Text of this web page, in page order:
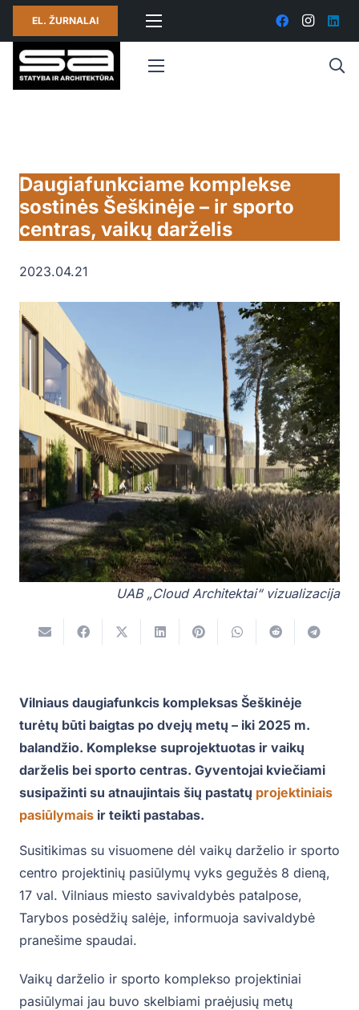
EL. ŽURNALAI
Daugiafunkciame komplekse
sostinės Šeškinėje – ir sporto
centras, vaikų darželis
2023.04.21
UAB „Cloud Architektai“ vizualizacija
Vilniaus daugiafunkcis kompleksas Šeškinėje
turėtų būti baigtas po dvejų metų – iki 2025 m.
balandžio. Komplekse suprojektuotas ir vaikų
darželis bei sporto centras. Gyventojai kviečiami
susipažinti su atnaujintais šių pastatų projektiniais
pasiūlymais ir teikti pastabas.
Susitikimas su visuomene dėl vaikų darželio ir sporto
centro projektinių pasiūlymų vyks gegužės 8 dieną,
17 val. Vilniaus miesto savivaldybės patalpose,
Tarybos posėdžių salėje, informuoja savivaldybė
pranešime spaudai.
Vaikų darželio ir sporto komplekso projektiniai
pasiūlymai jau buvo skelbiami praėjusių metų